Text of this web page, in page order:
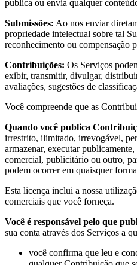
publica ou envia qualquer
Submissões: Ao nos enviar
propriedade intelectual sobre tal
reconhecimento ou compensação
Contribuições: Os Serviços
exibir, transmitir, divulgar,
avaliações, sugestões de
Você compreende que as
Quando você publica
irrestrito, ilimitado, irrevogável,
armazenar, executar
comercial, publicitário ou outro,
podem ocorrer em quaisquer
Esta licença inclui a nossa
comerciais que você forneça.
Você é responsável pelo que
sua conta através dos Serviços a
você confirma que leu e